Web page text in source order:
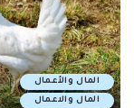
المال والأعمال
المال والاعمال